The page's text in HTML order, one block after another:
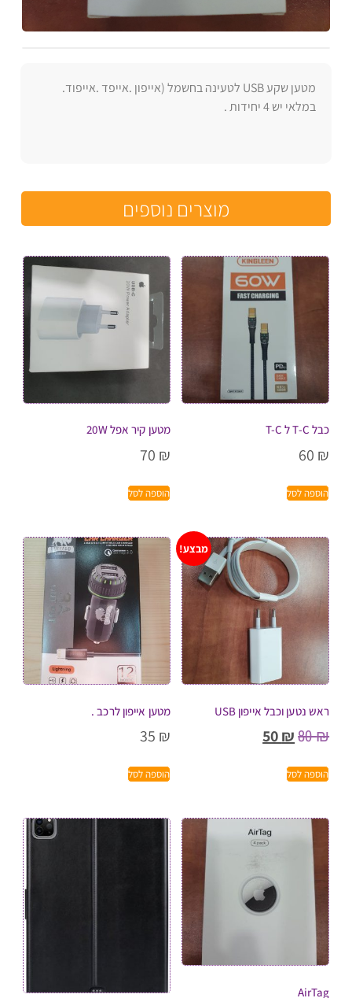
מטען שקע USB לטעינה בחשמל (אייפון .אייפד .אייפוד.
במלאי יש 4 יחידות .
מוצרים נוספים
כבל T-C ל T-C
60 ₪
הוספה לסל
מטען קיר אפל 20W
70 ₪
הוספה לסל
מבצע!
ראש נטען וכבל אייפון USB
80₪
50₪
הוספה לסל
מטען אייפון לרכב .
35 ₪
הוספה לסל
AirTag